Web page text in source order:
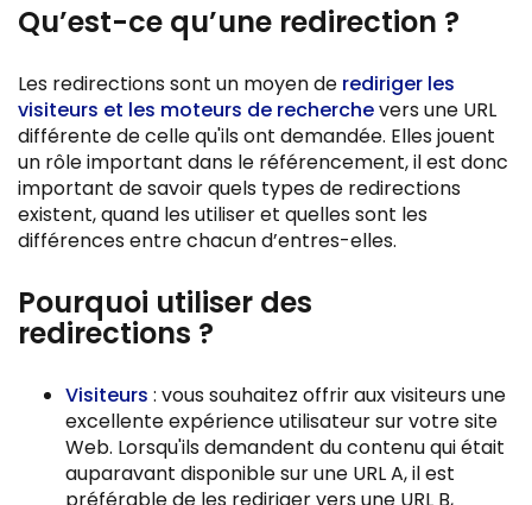
Qu’est-ce qu’une redirection ?
Les redirections sont un moyen de rediriger les
visiteurs et les moteurs de recherchevers une URL
différente de celle qu'ils ont demandée. Elles jouent
un rôle important dans le référencement, il est donc
important de savoir quels types de redirections
existent, quand les utiliser et quelles sont les
différences entre chacun d’entres-elles.
Pourquoi utiliser des
redirections ?
Visiteurs : vous souhaitez offrir aux visiteurs une
excellente expérience utilisateur sur votre site
Web. Lorsqu'ils demandent du contenu qui était
auparavant disponible sur une URL A, il est